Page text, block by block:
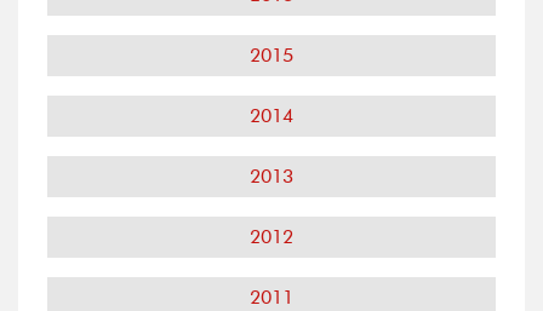
2015
2014
2013
2012
2011